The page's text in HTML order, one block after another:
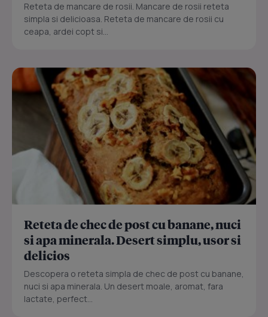
Reteta de mancare de rosii. Mancare de rosii reteta
simpla si delicioasa. Reteta de mancare de rosii cu
ceapa, ardei copt si...
Reteta de chec de post cu banane, nuci
si apa minerala. Desert simplu, usor si
delicios
Descopera o reteta simpla de chec de post cu banane,
nuci si apa minerala. Un desert moale, aromat, fara
lactate, perfect...